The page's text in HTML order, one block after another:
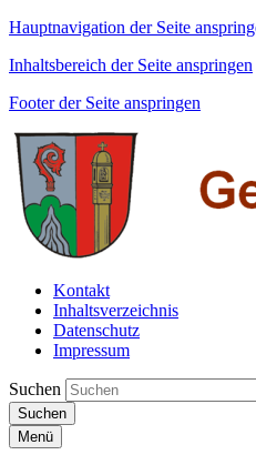
Hauptnavigation der Seite
Inhaltsbereich der Seite anspringen
Footer der Seite anspringen
Kontakt
Inhaltsverzeichnis
Datenschutz
Impressum
Suchen
Suchen
Menü